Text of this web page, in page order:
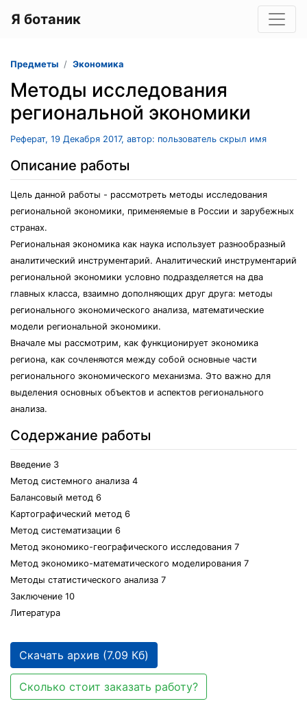
Я ботаник
Предметы Экономика
Методы исследования
региональной экономики
Реферат, 19 Декабря 2017, автор: пользователь скрыл имя
Описание работы
Цель данной работы - рассмотреть методы исследования
региональной экономики, применяемые в России и зарубежных
странах.
Региональная экономика как наука использует разнообразный
аналитический инструментарий. Аналитический инструментарий
региональной экономики условно подразделяется на два
главных класса, взаимно дополняющих друг друга: методы
регионального экономического анализа, математические
модели региональной экономики.
Вначале мы рассмотрим, как функционирует экономика
региона, как сочленяются между собой основные части
регионального экономического механизма. Это важно для
выделения основных объектов и аспектов регионального
анализа.
Содержание работы
Введение 3
Метод системного анализа 4
Балансовый метод 6
Картографический метод 6
Метод систематизации 6
Метод экономико-географического исследования 7
Метод экономико-математического моделирования 7
Методы статистического анализа 7
Заключение 10
Литература
Скачать архив (7.09 Кб)
Сколько стоит заказать работу?